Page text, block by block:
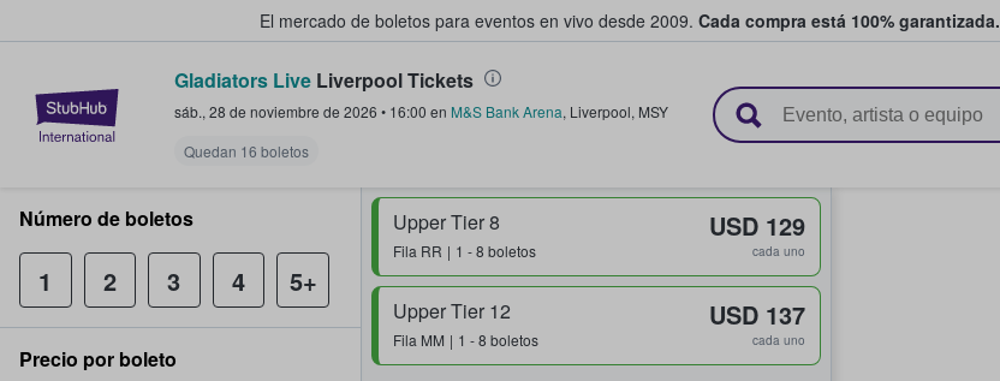
El mercado de boletos para eventos en vivo desde 2009. Cada compra está 100% garantizada.
StubHub: donde los fans compran y venden boletos
Gladiators Live Liverpool Tickets
sáb., 28 de noviembre de 2026 • 16:00 en M&S Bank Arena, Liverpool, MSY
Quedan 16 boletos
Upper Tier 8
Fila RR 1 - 8 boletos
USD 129
cada uno
Upper Tier 12
Fila MM 1 - 8 boletos
USD 137
cada uno
Número de boletos
1 2 3 4 5+
Precio por boleto